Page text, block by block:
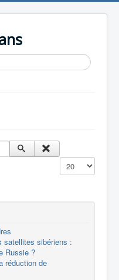
Affichage #
satellites sibériens :
Russie ?
réduction de